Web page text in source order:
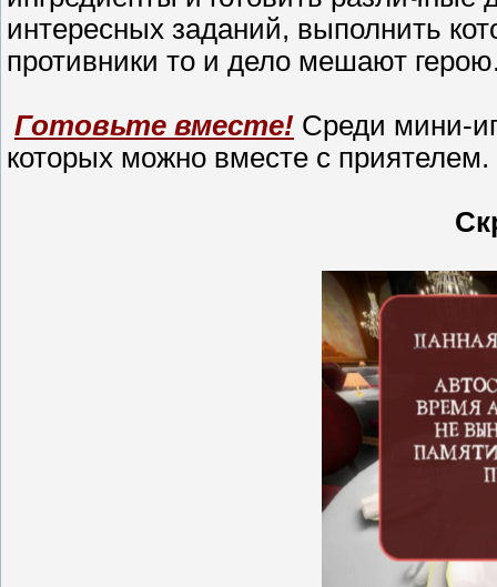
интересных заданий, выполнить
противники то и дело мешают
Готовьте вместе! Среди мини-
которых можно вместе с приятелем.